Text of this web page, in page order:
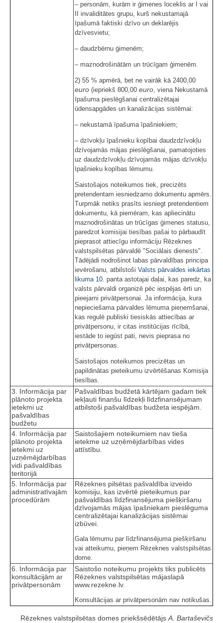
– personām, kurām ir ģimenes loceklis ar I vai
II invaliditātes grupu, kurš nekustamajā
īpašumā faktiski dzīvo un deklarējis
dzīvesvietu;
– daudzbērnu ģimenēm;
– maznodrošinātām un trūcīgam ģimenēm.
2) 55 % apmērā, bet ne vairāk kā 2400,00
euro (iepriekš 800,00 euro, viena Nekustamā
īpašuma pieslēgšanai centralizētajai
ūdensapgādes un kanalizācijas sistēmai:
– nekustamā īpašuma īpašniekiem;
– dzīvokļu īpašnieku kopībai daudzdzīvokļu
dzīvojamās mājas pieslēgšanai, pamatojoties
uz daudzdzīvokļu dzīvojamās mājas dzīvokļu
īpašnieku kopības lēmumu.
Saistošajos noteikumos tiek, precizēts
pretendentam iesniedzamo dokumentu apmērs.
Turpmāk netiks prasīts iesniegt pretendentiem
dokumentu, kā piemēram, kas apliecinātu
maznodrošinātas un trūcīgas ģimenes statusu,
paredzot komisijai tiesības pašai to pārbaudīt
pieprasot attiecīgu informāciju Rēzeknes
valstspilsētas pārvaldē "Sociālais dienests".
Tādējādi nodrošinot labas pārvaldības principa
ievērošanu, atbilstoši Valsts pārvaldes iekārtas
likuma 10. panta astotajai daļai, kas paredz, ka
valsts pārvaldi organizē pēc iespējas ērti un
pieejami privātpersonai. Ja informācija, kura
nepieciešama pārvaldes lēmuma pieņemšanai,
kas regulē publiski tiesiskās attiecības ar
privātpersonu, ir citas institūcijas rīcībā,
iestāde to iegūst pati, nevis pieprasa no
privātpersonas.
Saistošajos noteikumos precizētas un
papildinātas pieteikumu izvērtēšanas Komisija
tiesības.
3. Informācija par
plānoto projekta
ietekmi uz
pašvaldības
budžetu
Pašvaldības budžetā kārtējam gadam tiek
iekļauti finanšu līdzekļi līdzfinansējumam
atbilstoši pašvaldības budžeta iespējām.
4. Informācija par
plānoto projekta
ietekmi uz
uzņēmējdarbības
vidi pašvaldības
teritorijā
Saistošajiem noteikumiem nav tieša
ietekme uz uzņēmējdarbības vides
attīstību.
5. Informācija par
administratīvajām
procedūrām
Rēzeknes pilsētas pašvaldība izveido
komisiju, kas izvērtē pieteikumus par
pašvaldības līdzfinansējuma piešķiršanu
dzīvojamās mājas īpašniekam pieslēguma
centralizētajai kanalizācijas sistēmai
izbūvei.
Gala lēmumu par līdzfinansējuma piešķiršanu
vai atteikumu, pieņem Rēzeknes valstspilsētas
dome.
6. Informācija par
konsultācijām ar
privātpersonām
Saistošo noteikumu projekts tiks publicēts
Rēzeknes valstspilsētas mājaslapā
www.rezekne.lv.
Konsultācijas ar privātpersonām nav notikušas.
Rēzeknes valstspilsētas domes priekšsēdētājsA. Bartaševičs